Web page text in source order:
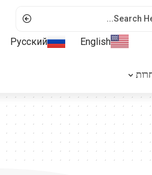
English
Русский